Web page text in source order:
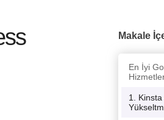
Makale
En İyi
1.